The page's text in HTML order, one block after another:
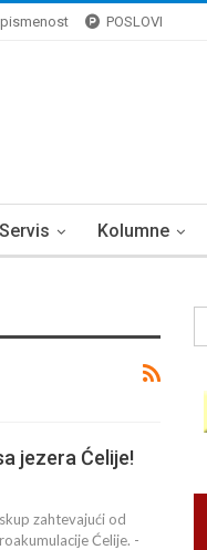
POSLOVI
Servis Kolumne
jezera Ćelije!
zahtevajući od
Ćelije. -